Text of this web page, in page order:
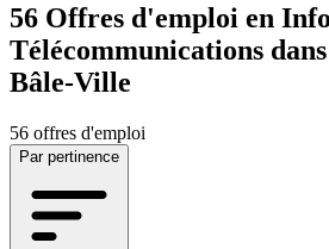
56 Offres d'emploi en
Télécommunications
Bâle-Ville
56 offres d'emploi
Par pertinence